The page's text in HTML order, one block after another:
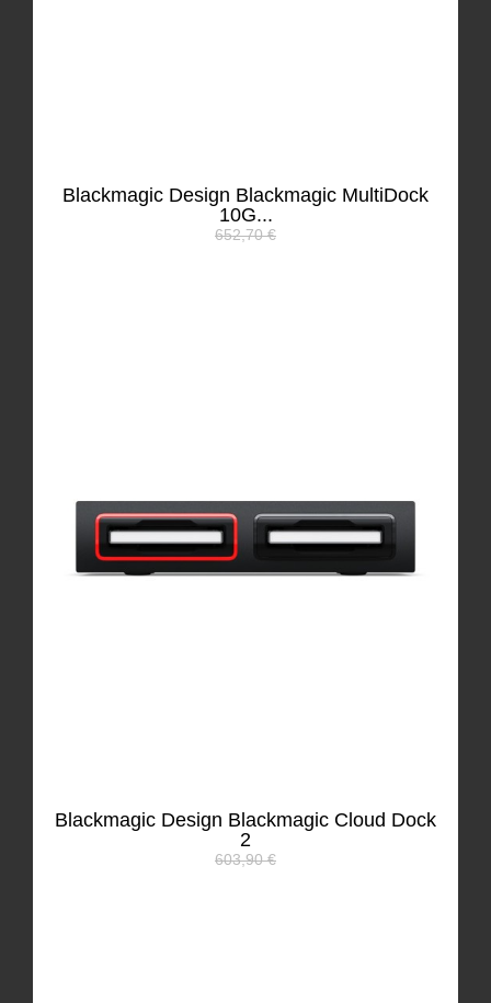
Blackmagic Design Blackmagic MultiDock
10G...
652,70 €
Blackmagic Design Blackmagic Cloud Dock
2
603,90 €